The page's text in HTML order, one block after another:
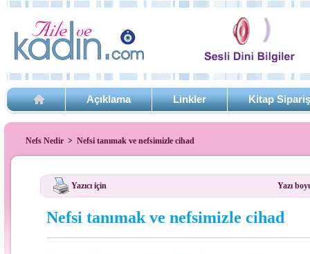
Açıklama Linkler Kitap
Nefs Nedir > Nefsi tanımak ve nefsimizle cihad
Yazıcı için Yazı
Nefsi tanımak ve nefsimizle cihad